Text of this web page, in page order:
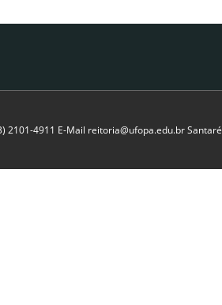
2101-4911 E-Mail reitoria@ufopa.edu.br